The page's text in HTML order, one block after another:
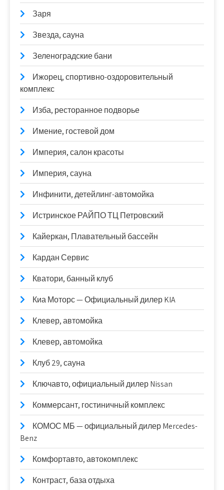
Заря
Звезда, сауна
Зеленоградские бани
Ижорец, спортивно-оздоровительный
комплекс
Изба, ресторанное подворье
Имение, гостевой дом
Империя, салон красоты
Империя, сауна
Инфинити, детейлинг-автомойка
Истринское РАЙПО ТЦ Петровский
Кайеркан, Плавательный бассейн
Кардан Сервис
Кватори, банный клуб
Киа Моторс — Официальный дилер KIA
Клевер, автомойка
Клевер, автомойка
Клуб 29, сауна
Ключавто, официальный дилер Nissan
Коммерсант, гостиничный комплекс
КОМОС МБ — официальный дилер Mercedes-
Benz
Комфортавто, автокомплекс
Контраст, база отдыха